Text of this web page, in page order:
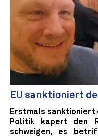
EU sanktioniert
Erstmals sanktioniert
Politik kapert den
schweigen, es